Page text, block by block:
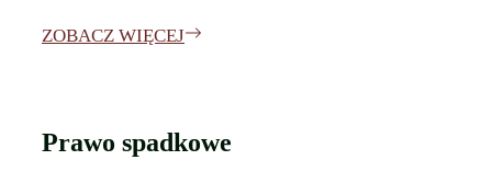
ZOBACZ WIĘCEJ
Prawo spadkowe